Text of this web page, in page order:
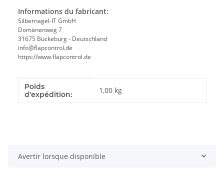
Informations du fabricant:
Silbernagel-IT GmbH
Domänenweg 7
31675 Bückeburg - Deutschland
info@flapcontrol.de
https://www.flapcontrol.de
#productDetails.itemInformation#
#productDetails.itemValue#
Poids
d'expédition:
1,00 kg
Avertir lorsque disponible